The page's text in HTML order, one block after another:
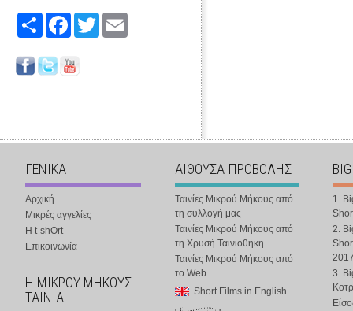
Share FacebookTwitter
ΓΕΝΙΚΑ
Αρχική
Μικρές αγγελίες
Η t-shOrt
Επικοινωνία
Η ΜΙΚΡΟΥ ΜΗΚΟΥΣ
ΤΑΙΝΙΑ
ΑΙΘΟΥΣΑ ΠΡΟΒΟΛΗΣ
Ταινίες Μικρού Μήκους από
τη συλλογή μας
Ταινίες Μικρού Μήκους από
τη Χρυσή Ταινιοθήκη
Ταινίες Μικρού Μήκους από
το Web
Short Films in English
1.
2.
3.